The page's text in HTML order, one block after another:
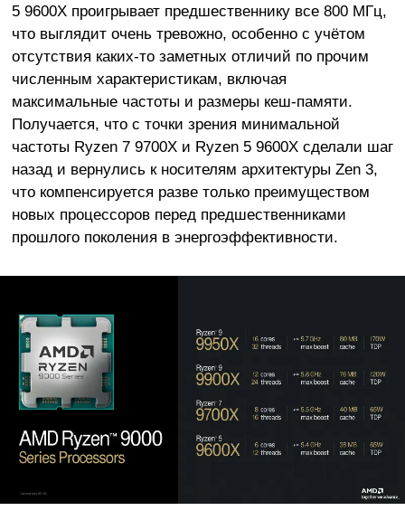
5 9600X проигрывает предшественнику все 800 МГц,
что выглядит очень тревожно, особенно с учётом
отсутствия каких-то заметных отличий по прочим
численным характеристикам, включая
максимальные частоты и размеры кеш-памяти.
Получается, что с точки зрения минимальной
частоты Ryzen 7 9700X и Ryzen 5 9600X сделали шаг
назад и вернулись к носителям архитектуры Zen 3,
что компенсируется разве только преимуществом
новых процессоров перед предшественниками
прошлого поколения в энергоэффективности.